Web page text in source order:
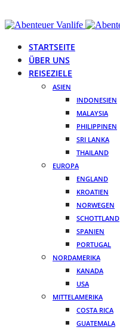
STARTSEITE
ÜBER UNS
REISEZIELE
ASIEN
INDONESIEN
MALAYSIA
PHILIPPINEN
SRI LANKA
THAILAND
EUROPA
ENGLAND
KROATIEN
NORWEGEN
SCHOTTLAND
SPANIEN
PORTUGAL
NORDAMERIKA
KANADA
USA
MITTELAMERIKA
COSTA RICA
GUATEMALA